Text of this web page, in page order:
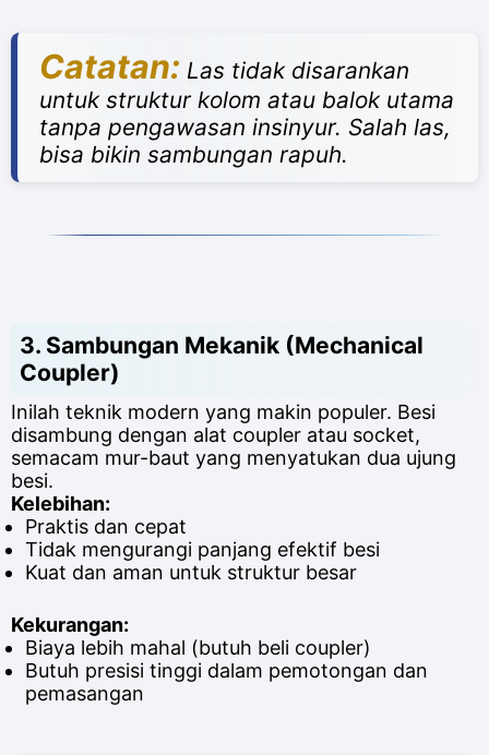
Catatan: Las tidak disarankan
untuk struktur kolom atau balok utama
tanpa pengawasan insinyur. Salah las,
bisa bikin sambungan rapuh.
3. Sambungan Mekanik (Mechanical
Coupler)
Inilah teknik modern yang makin populer. Besi
disambung dengan alat coupler atau socket,
semacam mur-baut yang menyatukan dua ujung
besi.
Kelebihan:
Praktis dan cepat
Tidak mengurangi panjang efektif besi
Kuat dan aman untuk struktur besar
Kekurangan:
Biaya lebih mahal (butuh beli coupler)
Butuh presisi tinggi dalam pemotongan dan
pemasangan